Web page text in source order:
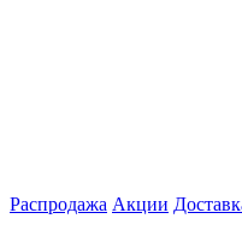
Распродажа Акции